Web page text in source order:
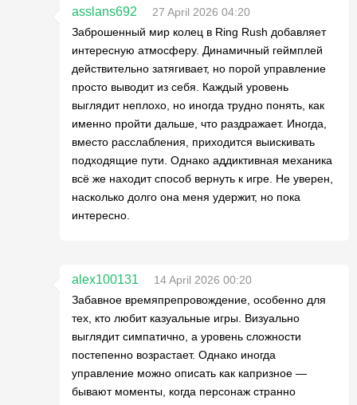
asslans692
27 April 2026 04:20
Заброшенный мир колец в Ring Rush добавляет
интересную атмосферу. Динамичный геймплей
действительно затягивает, но порой управление
просто выводит из себя. Каждый уровень
выглядит неплохо, но иногда трудно понять, как
именно пройти дальше, что раздражает. Иногда,
вместо расслабления, приходится выискивать
подходящие пути. Однако аддиктивная механика
всё же находит способ вернуть к игре. Не уверен,
насколько долго она меня удержит, но пока
интересно.
alex100131
14 April 2026 00:20
Забавное времяпрепровождение, особенно для
тех, кто любит казуальные игры. Визуально
выглядит симпатично, а уровень сложности
постепенно возрастает. Однако иногда
управление можно описать как капризное —
бывают моменты, когда персонаж странно